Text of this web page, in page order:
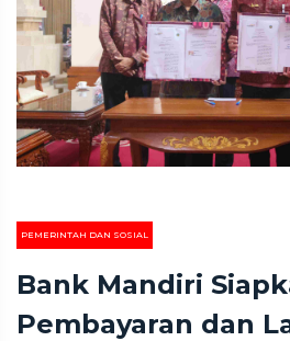
PEMERINTAH DAN SOSIAL
Bank Mandiri
Pembayaran dan